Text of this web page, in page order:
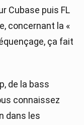
Cubase puis FL
concernant la «
ça fait
de la bass
connaissez
dans les